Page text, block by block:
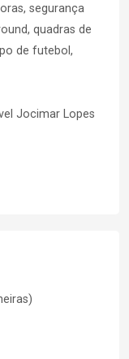
segurança
quadras de
de futebol,
Jocimar Lopes